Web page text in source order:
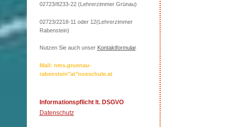
02723/8233-22 (Lehrerzimmer Grünau)
02723/2218-11 oder 12(Lehrerzimmer
Rabenstein)
Nutzen Sie auch unser Kontaktformular.
Mail: nms.gruenau-
rabenstein"at"noeschule.at
Informationspflicht lt. DSGVO
Datenschutz